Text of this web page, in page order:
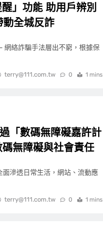
」功能 助用戶辨別
全城反詐
絡詐騙手法層出不窮，根據保
terry@111.com.tw 0 1 mins
「數碼無障礙嘉許計
無障礙與社會責任
滲透日常生活，網站、流動應
terry@111.com.tw 0 1 mins